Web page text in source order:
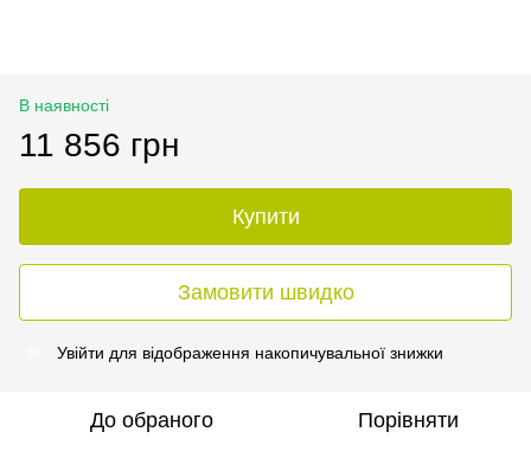
В наявності
11 856 грн
Купити
Замовити швидко
Увійти для відображення накопичувальної знижки
До обраного Порівняти